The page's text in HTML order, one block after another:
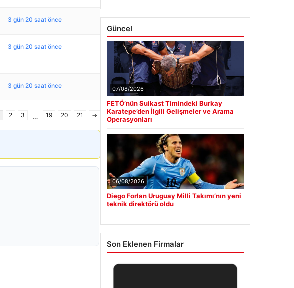
3 gün 20 saat önce
3 gün 20 saat önce
3 gün 20 saat önce
2 3 … 19 20 21 →
Güncel
07/08/2026
FETÖ’nün Suikast Timindeki Burkay
Karatepe’den İlgili Gelişmeler ve Arama
Operasyonları
06/08/2026
Diego Forlan Uruguay Milli Takımı’nın yeni
teknik direktörü oldu
Son Eklenen Firmalar